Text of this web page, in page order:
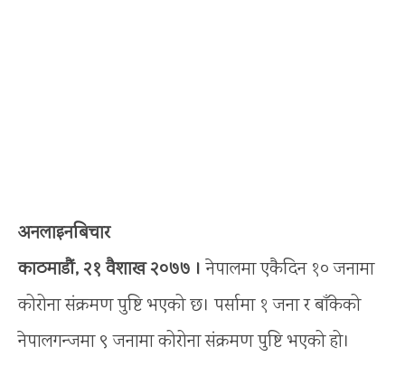
अनलाइनबिचार
काठमाडौं, २१ वैशाख २०७७ । नेपालमा एकैदिन १० जनामा
कोरोना संक्रमण पुष्टि भएको छ। पर्सामा १ जना र बाँकेको
नेपालगन्जमा ९ जनामा कोरोना संक्रमण पुष्टि भएको हो।